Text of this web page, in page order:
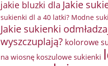
jakie bluzki dla Jakie
sukienki dl a 40 latki? Modne
Jakie sukienki
wyszczuplają? kolorowe
na wiosnę koszulowe sukienki